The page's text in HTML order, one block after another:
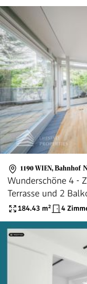
1190 WIEN, Bahnhof
Wunderschöne 4 -
Terrasse und 2
184.43 m² 4